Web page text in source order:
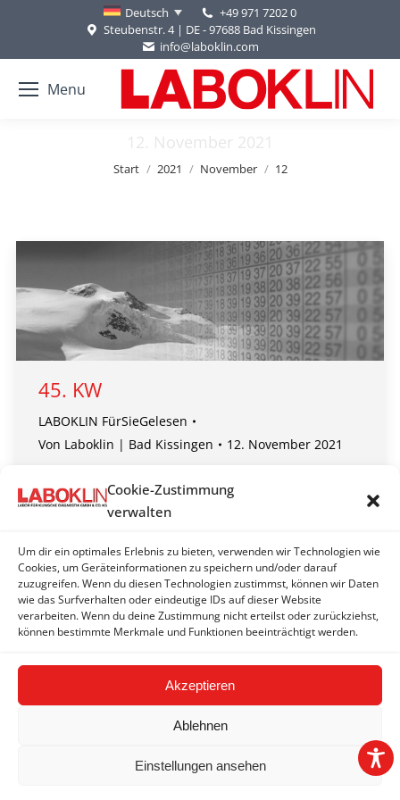
Cookie-Zustimmung
verwalten
Um dir ein optimales Erlebnis zu bieten, verwenden wir Technologien wie
Cookies, um Geräteinformationen zu speichern und/oder darauf
zuzugreifen. Wenn du diesen Technologien zustimmst, können wir Daten
wie das Surfverhalten oder eindeutige IDs auf dieser Website
verarbeiten. Wenn du deine Zustimmung nicht erteilst oder zurückziehst,
können bestimmte Merkmale und Funktionen beeinträchtigt werden.
Akzeptieren
Ablehnen
Einstellungen ansehen
Deutsch
+49 971 7202 0
Steubenstr. 4 | DE - 97688 Bad Kissingen
info@laboklin.com
Menu
12. November 2021
Sie befinden sich hier:
Start 2021 November 12
45. KW
LABOKLIN FürSieGelesen
Von Laboklin | Bad Kissingen 12. November 2021
+ COVID-Therapie: Hoffnung auf gleich 2 potentielle
Gamechanger
+ Tierische Kollateralschäden
+ DVG Vet-Congress 2021
+ Good News